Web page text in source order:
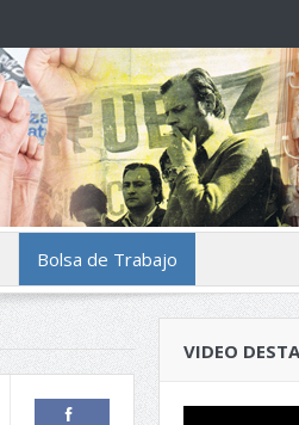
Bolsa de Trabajo
VIDEO